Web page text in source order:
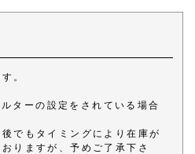
。
ーの設定をされている場合
でもタイミングにより在庫が
りますが、予めご了承下さ